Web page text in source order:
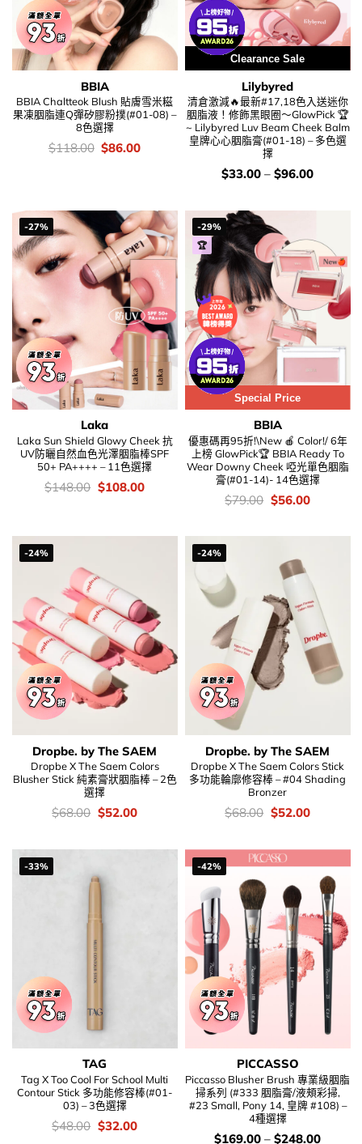
BBIA
BBIA Chaltteok Blush 貼膚雪米糍
果凍胭脂連Q彈矽膠粉撲(#01-08) –
8色選擇
價
$118.00 Original
$86.00Current
Clearance Sale
Lilybyred
清倉激減🔥最新#17,18色入送迷你
胭脂液！修飾黑眼圈～GlowPick 🏆
~ Lilybyred Luv Beam Cheek Balm
皇牌心心胭脂膏(#01-18) – 多色選
擇
價
$33.00 – $96.00
-27%
Laka
Laka Sun Shield Glowy Cheek 抗
UV防曬自然血色光澤胭脂棒SPF
50+ PA++++ – 11色選擇
價
錢：
$148.00 Original
price
$108.00Current
-29%
🏆
Special Price
BBIA
優惠碼再95折!\New 🍎 Color!/ 6年
上榜 GlowPick🏆 BBIA Ready To
Wear Downy Cheek 啞光單色胭脂
膏(#01-14)- 14色選擇
價
錢：
$79.00 Original
price
$79.00.
$56.00Current
$56.00.
-24%
Dropbe. by The SAEM
Dropbe X The Saem Colors
Blusher Stick 純素膏狀胭脂棒 – 2色
選擇
價
$68.00 Original
$68.00.
$52.00Current
$52.00.
-24%
Dropbe. by The SAEM
Dropbe X The Saem Colors Stick
多功能輪廓修容棒 – #04 Shading
Bronzer
價
$68.00 Original
$68.00.
$52.00Current
$52.00.
-33%
TAG
Tag X Too Cool For School Multi
Contour Stick 多功能修容棒(#01-
03) – 3色選擇
價
錢：
$48.00 Original
price
$32.00Current
-42%
PICCASSO
Piccasso Blusher Brush 專業級胭脂
掃系列 (#333 胭脂膏/液頰彩掃,
#23 Small, Pony 14, 皇牌 #108) –
4種選擇
價
$169.00 – $248.00